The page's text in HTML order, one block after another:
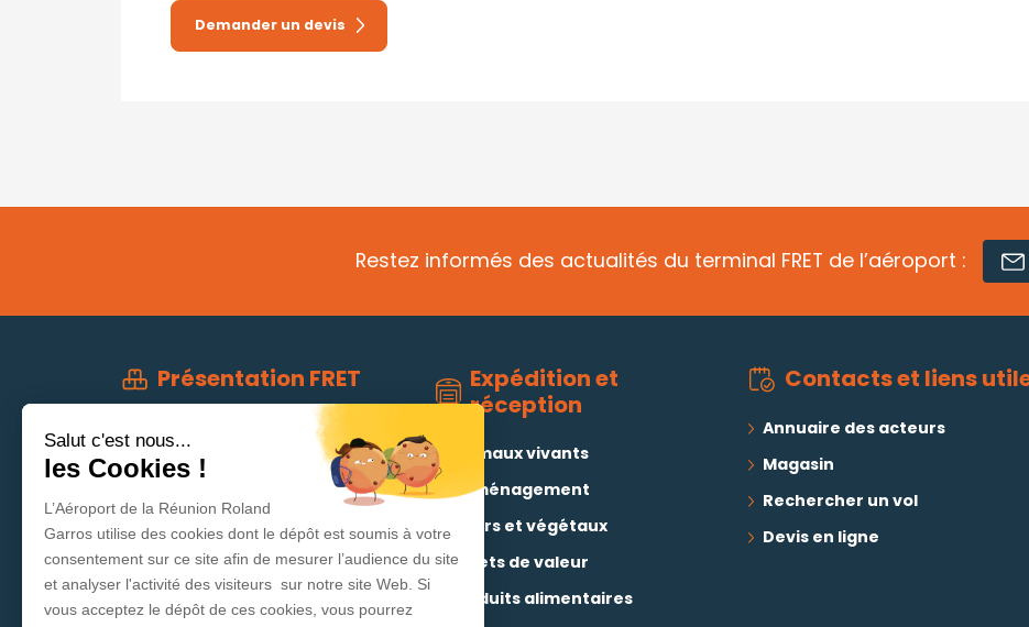
Salut c'est nous...
les Cookies !
L’Aéroport de la Réunion Roland
Garros utilise des cookies dont le dépôt est soumis à votre
consentement sur ce site afin de mesurer l’audience du site
et analyser l'activité des visiteurs sur notre site Web. Si
vous acceptez le dépôt de ces cookies, vous pourrez
Demander un devis
Restez informés des actualités du terminal FRET de l’aéroport :
Présentation FRET
Équipes et organisation
Les métiers du FRET
Statistiques & données
économiques
Expédition et
réception
Animaux vivants
Déménagement
Fleurs et végétaux
Objets de valeur
Produits alimentaires
Contacts et liens
Annuaire des acteurs
Magasin
Rechercher un vol
Devis en ligne